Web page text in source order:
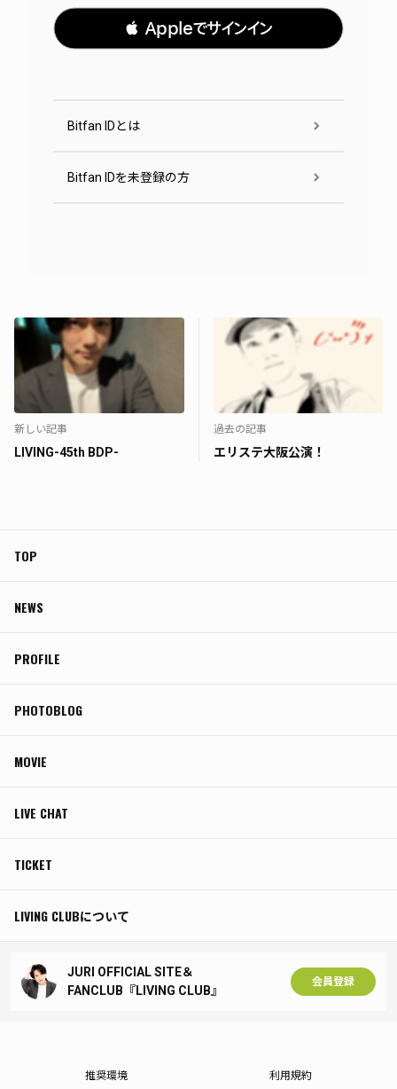
 Appleでサインイン
Bitfan IDとは
Bitfan IDを未登録の方
新しい記事
LIVING-45th BDP-
過去の記事
エリステ大阪公演！
TOP
NEWS
PROFILE
PHOTOBLOG
MOVIE
LIVE CHAT
TICKET
LIVING CLUBについて
JURI OFFICIAL SITE＆
FANCLUB『LIVING CLUB』
会員登録
推奨環境 利用規約